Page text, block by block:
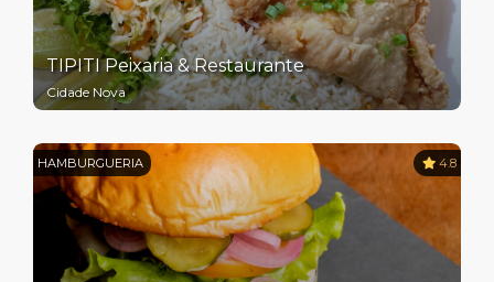
TIPITI Peixaria & Restaurante
Cidade Nova
HAMBURGUERIA 4.8